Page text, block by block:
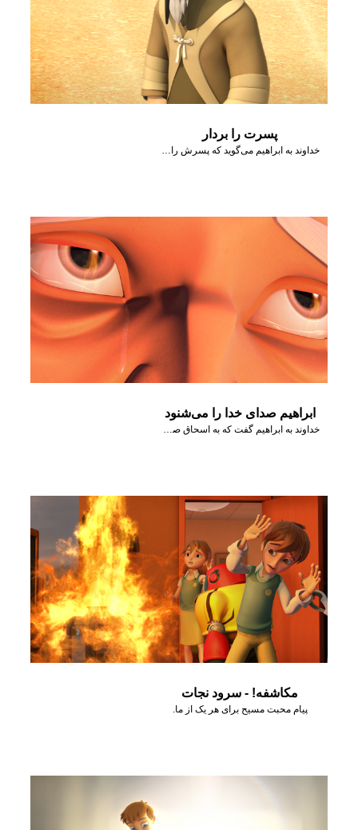
پسرت را بردار
ابراهیم صدای خدا را می‌شنود
خداوند به ابراهیم گفت که به اسحاق صدمه‌ای نرساند.
مکاشفه! - سرود نجات
پیام محبت مسیح برای هر یک از ما.